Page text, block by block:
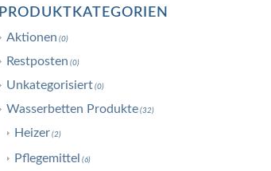
PRODUKTKATEGORIEN
Aktionen (0)
Restposten (0)
Unkategorisiert (0)
Wasserbetten Produkte (32)
Heizer (2)
Pflegemittel (6)